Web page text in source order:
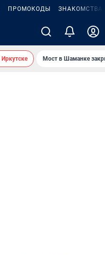
ПРОМОКОДЫ ЗНАКОМСТВА
Мост в Шаманке